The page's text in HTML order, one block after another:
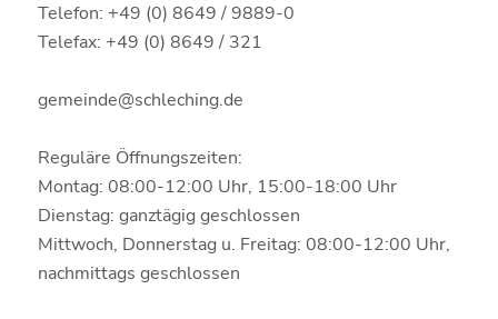
Telefon: +49 (0) 8649 / 9889-0
Telefax: +49 (0) 8649 / 321
gemeinde@schleching.de
Reguläre Öffnungszeiten:
Montag: 08:00-12:00 Uhr, 15:00-18:00 Uhr
Dienstag: ganztägig geschlossen
Mittwoch, Donnerstag u. Freitag: 08:00-12:00 Uhr,
nachmittags geschlossen